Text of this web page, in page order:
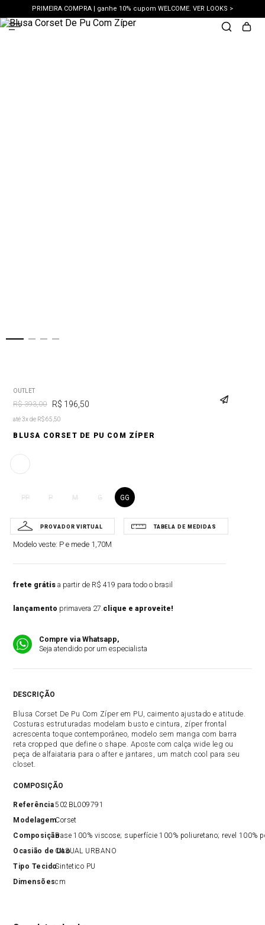
PRIMEIRA COMPRA | ganhe 10% cupom WELCOME. VER LOOKS >
PIX | 5% off no pix à vista. APROVEITAR >
OUTLET
R$ 393,00 R$ 196 50
até 3x de R$ 65,50
BLUSA CORSET DE PU COM ZÍPER
PP P M G GG
Modelo veste: P e mede 1,70M
frete grátis a partir de R$ 419 para todo o brasil
lançamento primavera 27.clique e aproveite!
Compre via Whatsapp,
Seja atendido por um especialista
DESCRIÇÃO
Blusa Corset De Pu Com Zíper em PU, caimento ajustado e atitude.
Costuras estruturadas modelam busto e cintura, zíper frontal
acrescenta toque contemporâneo, modelo sem manga com barra
reta cropped que define o shape. Aposte com calça wide leg ou
peça de alfaiataria para o after e jantares, um match cool para seu
closet.
COMPOSIÇÃO
Referência502BL009791
ModelagemCorset
ComposiçãoBase 100% viscose; superfície 100% poliuretano; revel 100%
Ocasião de UsoCASUAL URBANO
Tipo TecidoSintetico PU
Dimensõescm